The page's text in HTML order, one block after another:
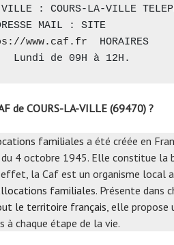
: COURS-LA-VILLE
MAIL : SITE
www.caf.fr
  HORAIRES
:  Lundi de 09H à 12H.
de COURS-LA-VILLE (69470) ?
familiales a été créée en
4 octobre 1945. Elle constitue la
effet, la Caf est un organisme local
familiales. Présente dans
le territoire français , elle propose
à chaque étape de la vie.